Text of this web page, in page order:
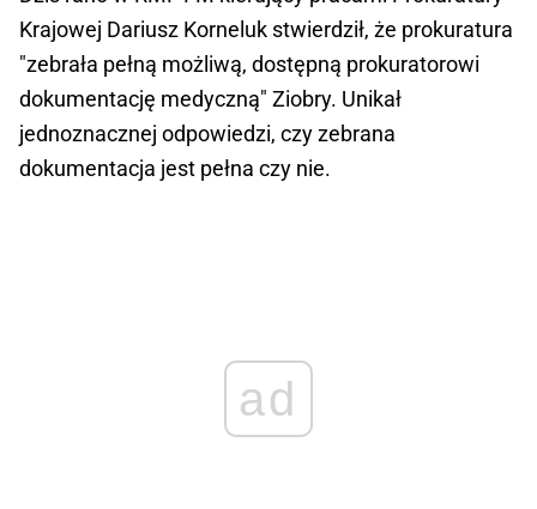
Krajowej Dariusz Korneluk stwierdził, że prokuratura
"zebrała pełną możliwą, dostępną prokuratorowi
dokumentację medyczną" Ziobry. Unikał
jednoznacznej odpowiedzi, czy zebrana
dokumentacja jest pełna czy nie.
ad